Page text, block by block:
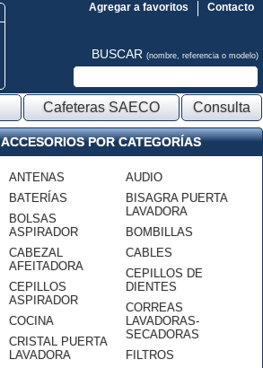
Contacto
Agregar a favoritos
BUSCAR (nombre, referencia o modelo)
Cafeteras SAECO Consulta
ACCESORIOS POR CATEGORÍAS
ANTENAS
BATERÍAS
BOLSAS
ASPIRADOR
CABEZAL
AFEITADORA
CEPILLOS
ASPIRADOR
COCINA
CRISTAL PUERTA
LAVADORA
AUDIO
BISAGRA PUERTA
LAVADORA
BOMBILLAS
CABLES
CEPILLOS DE
DIENTES
CORREAS
LAVADORAS-
SECADORAS
FILTROS